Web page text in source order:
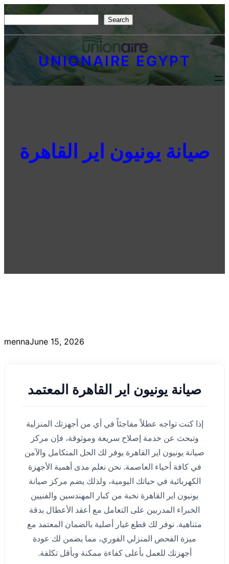
Skip
to
content
e
r
c
Search
UNIONAIRE EGYPT
صيانة يونيون اير القاهرة
mennaJune 15, 2026
صيانة يونيون اير القاهرة المعتمد
إذا كنت تواجه عطلاً مفاجئاً في أي من أجهزتك المنزلية
وتبحث عن خدمة إصلاح سريعة وموثوقة، فإن مركز
صيانة يونيون اير القاهرة يوفر لك الحل المتكامل والآمن
في كافة أحياء العاصمة. نحن نعلم مدى أهمية الأجهزة
الكهربائية في حياتك اليومية، ولذلك يضم مركز صيانة
يونيون اير القاهرة نخبة من كبار المهندسين والفنيين
الخبراء المدربين على التعامل مع أعقد الأعطال بدقة
متناهية. نوفر لك قطع غيار أصلية بالضمان المعتمد مع
ميزة الفحص المنزلي الفوري، مما يضمن لك عودة
أجهزتك للعمل بأعلى كفاءة ممكنة وبأقل تكلفة.